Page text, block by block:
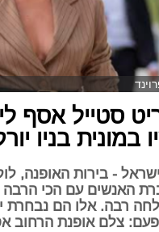
סטייל אסף
במונית בניו
- בירות האופנה,
האנשים עם הכי הרבה
רבה. אלו הם
צלם אופנת הרחוב